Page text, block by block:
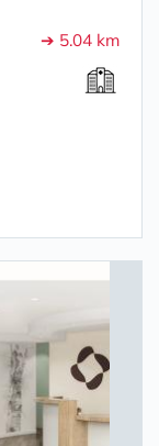
➔ 5.04 km